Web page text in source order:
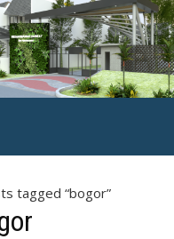
tagged “bogor”